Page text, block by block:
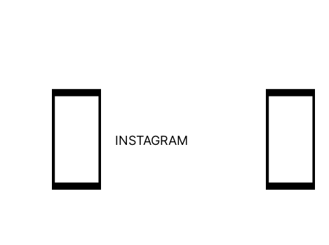
INSTAGRAM